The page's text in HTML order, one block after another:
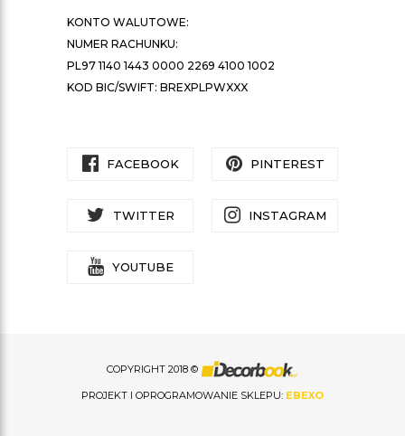
KONTO WALUTOWE:
NUMER RACHUNKU:
PL97 1140 1443 0000 2269 4100 1002
KOD BIC/SWIFT: BREXPLPWXXX
FACEBOOK PINTEREST
TWITTER INSTAGRAM
YOUTUBE
COPYRIGHT 2018 ©
PROJEKT I OPROGRAMOWANIE SKLEPU: EBEXO